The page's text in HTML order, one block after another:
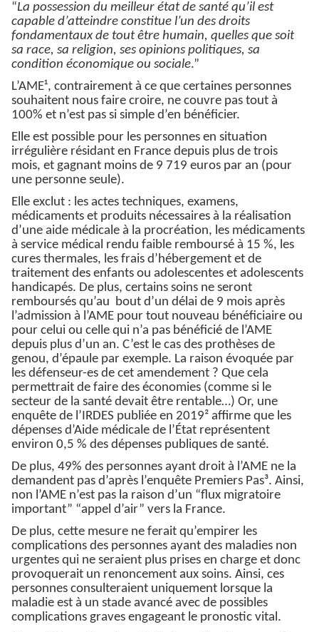
“La possession du meilleur état de santé qu’il est
capable d’atteindre constitue l’un des droits
fondamentaux de tout être humain, quelles que soit
sa race, sa religion, ses opinions politiques, sa
condition économique ou sociale.”
L’AME¹, contrairement à ce que certaines personnes
souhaitent nous faire croire, ne couvre pas tout à
100% et n’est pas si simple d’en bénéficier.
Elle est possible pour les personnes en situation
irrégulière résidant en France depuis plus de trois
mois, et gagnant moins de 9 719 euros par an (pour
une personne seule).
Elle exclut : les actes techniques, examens,
médicaments et produits nécessaires à la réalisation
d’une aide médicale à la procréation, les médicaments
à service médical rendu faible remboursé à 15 %, les
cures thermales, les frais d’hébergement et de
traitement des enfants ou adolescentes et adolescents
handicapés. De plus, certains soins ne seront
remboursés qu’au bout d’un délai de 9 mois après
l’admission à l’AME pour tout nouveau bénéficiaire ou
pour celui ou celle qui n’a pas bénéficié de l’AME
depuis plus d’un an. C’est le cas des prothèses de
genou, d’épaule par exemple. La raison évoquée par
les défenseur-es de cet amendement ? Que cela
permettrait de faire des économies (comme si le
secteur de la santé devait être rentable…) Or, une
enquête de l’IRDES publiée en 2019² affirme que les
dépenses d’Aide médicale de l’État représentent
environ 0,5 % des dépenses publiques de santé.
De plus, 49% des personnes ayant droit à l’AME ne la
demandent pas d’après l’enquête Premiers Pas³. Ainsi,
non l’AME n’est pas la raison d’un “flux migratoire
important” “appel d’air” vers la France.
De plus, cette mesure ne ferait qu’empirer les
complications des personnes ayant des maladies non
urgentes qui ne seraient plus prises en charge et donc
provoquerait un renoncement aux soins. Ainsi, ces
personnes consulteraient uniquement lorsque la
maladie est à un stade avancé avec de possibles
complications graves engageant le pronostic vital.